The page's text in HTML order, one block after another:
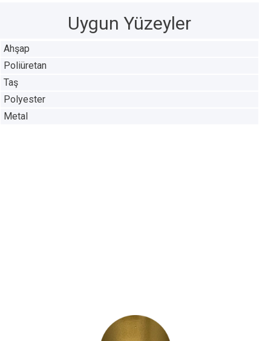
Uygun Yüzeyler
Ahşap
Poliüretan
Taş
Polyester
Metal